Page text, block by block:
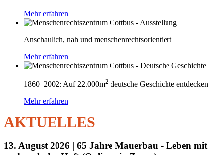
Mehr erfahren
Anschaulich, nah und menschenrechtsorientiert
Mehr erfahren
1860–2002: Auf 22.000m2 deutsche Geschichte entdecken
Mehr erfahren
AKTUELLES
13. August 2026 | 65 Jahre Mauerbau - Leben mit